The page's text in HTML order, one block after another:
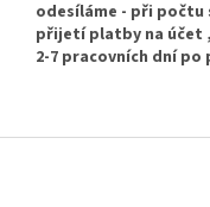
odesíláme - při počtu
přijetí platby na účet
2-7 pracovních dní